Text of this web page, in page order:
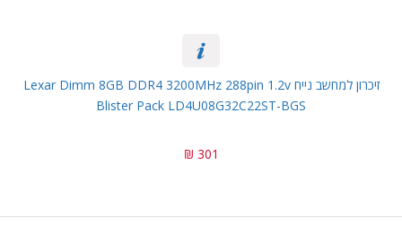
זיכרון למחשב נייח Lexar Dimm 8GB DDR4 3200MHz 288pin 1.2v
Blister Pack LD4U08G32C22ST-BGS
301 ₪